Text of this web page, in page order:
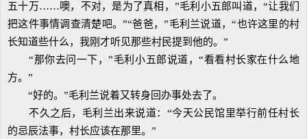
五十万……噢，不对，是为了真相，”毛利小五郎叫道，“让我们
把这件事情调查清楚吧。”“爸爸，”毛利兰说道，“也许这里的村
长知道些什么，我刚才听见那些村民提到他的。”
“那你去问一下，”毛利小五郎说道，“看看村长家在什么地
方。”
“好的。”毛利兰说着又转身回办事处去了。
不久之后，毛利兰出来说道：“今天公民馆里举行前任村长
的忌辰法事，村长应该在那里。”